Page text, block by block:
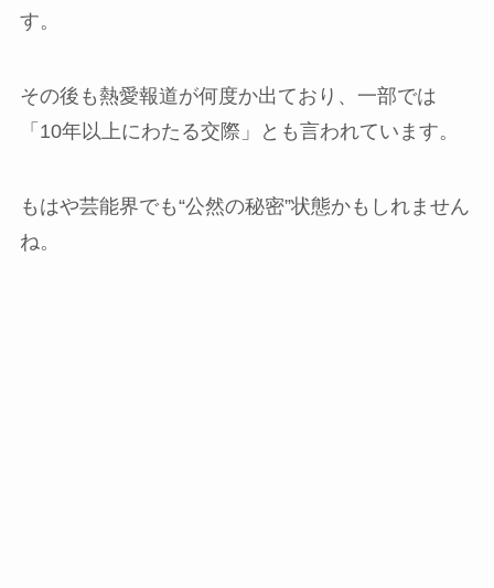
す。
その後も熱愛報道が何度か出ており、一部では
「10年以上にわたる交際」とも言われています。
もはや芸能界でも“公然の秘密”状態かもしれません
ね。